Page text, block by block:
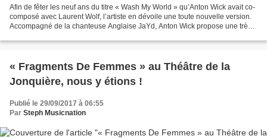
Afin de fêter les neuf ans du titre « Wash My World » qu’Anton Wick avait co-
composé avec Laurent Wolf, l’artiste en dévoile une toute nouvelle version.
Accompagné de la chanteuse Anglaise JaYd, Anton Wick propose une très
« Fragments De Femmes » au Théâtre de la
Jonquière, nous y étions !
Publié le 29/09/2017 à 06:55
Par Steph Musicnation